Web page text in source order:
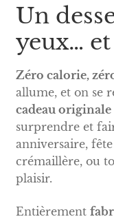
Un
yeux…
Zéro calorie,
allume, et on se
cadeau originale
surprendre et
anniversaire,
crémaillère, ou
plaisir.
Entièrement